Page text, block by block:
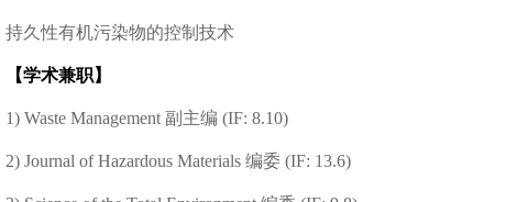
持久性有机污染物的控制技术
【学术兼职】
1) Waste Management 副主编 (IF: 8.10)
2) Journal of Hazardous Materials 编委 (IF: 13.6)